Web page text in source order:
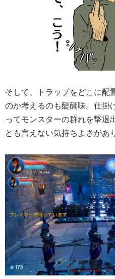
そして、トラップをどこに配
のか考えるのも醍醐味。仕掛
ってモンスターの群れを撃退
とも言えない気持ちよさがあ